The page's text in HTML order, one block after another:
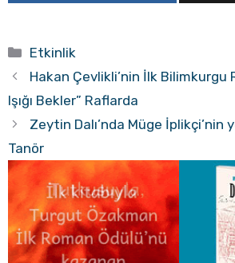
Kategoriler
Etkinlik
Hakan Çevlikli’nin İlk Bilimkurgu
Işığı Bekler” Raflarda
Zeytin Dalı’nda Müge İplikçi’nin
Tanör